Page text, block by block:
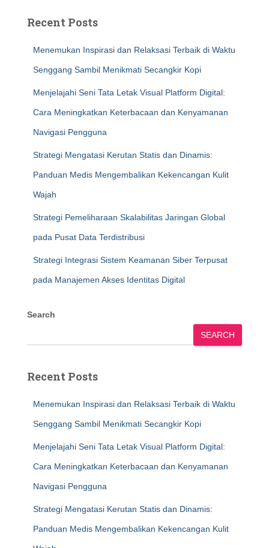
Recent Posts
Menemukan Inspirasi dan Relaksasi Terbaik di Waktu
Senggang Sambil Menikmati Secangkir Kopi
Menjelajahi Seni Tata Letak Visual Platform Digital:
Cara Meningkatkan Keterbacaan dan Kenyamanan
Navigasi Pengguna
Strategi Mengatasi Kerutan Statis dan Dinamis:
Panduan Medis Mengembalikan Kekencangan Kulit
Wajah
Strategi Pemeliharaan Skalabilitas Jaringan Global
pada Pusat Data Terdistribusi
Strategi Integrasi Sistem Keamanan Siber Terpusat
pada Manajemen Akses Identitas Digital
Search
SEARCH
Recent Posts
Menemukan Inspirasi dan Relaksasi Terbaik di Waktu
Senggang Sambil Menikmati Secangkir Kopi
Menjelajahi Seni Tata Letak Visual Platform Digital:
Cara Meningkatkan Keterbacaan dan Kenyamanan
Navigasi Pengguna
Strategi Mengatasi Kerutan Statis dan Dinamis:
Panduan Medis Mengembalikan Kekencangan Kulit